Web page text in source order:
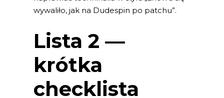
wywaliło, jak na Dudespin po patchu”.
Lista 2 —
krótka
checklista